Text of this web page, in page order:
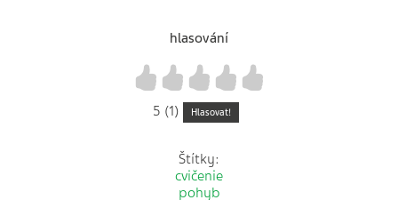
hlasování
4
3
2
1
5 (1) Hlasovat!
Štítky:
cvičenie
pohyb